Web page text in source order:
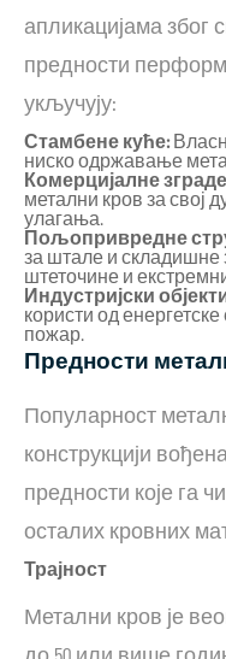
апликацијама због
предности
укључују:
Стамбене куће:
ниско одржавање
Комерцијалне
метални кров за свој
улагања.
Пољопривредне
за штале и складишне
штеточине и
Индустријски
користи од
пожар.
Предности
Популарност
конструкцији
предности које га
осталих кровних
Трајност
Метални кров је